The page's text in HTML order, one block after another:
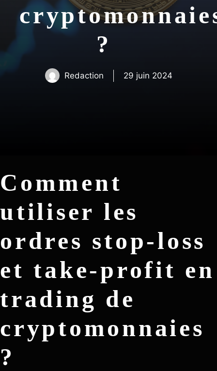
?
Redaction 29 juin 2024
Comment
utiliser les
ordres stop-loss
et take-profit en
trading de
cryptomonnaies
?